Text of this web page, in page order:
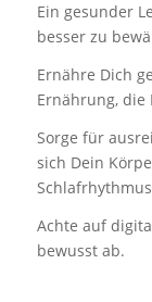
Ein gesunder
besser zu
Ernähre Dich
Ernährung, die
Sorge für
sich Dein
Achte auf
bewusst ab.